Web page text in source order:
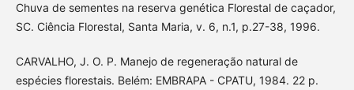
Chuva de sementes na reserva genética Florestal de caçador,
SC. Ciência Florestal, Santa Maria, v. 6, n.1, p.27-38, 1996.
CARVALHO, J. O. P. Manejo de regeneração natural de
espécies florestais. Belém: EMBRAPA - CPATU, 1984. 22 p.